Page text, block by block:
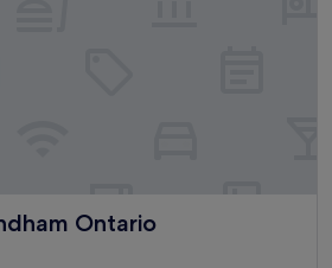
Ontario
Ontario